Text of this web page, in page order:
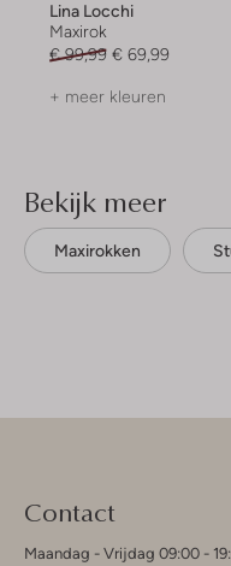
Lina Locchi
Maxirok
€ 99,99 € 69,99
+ meer kleuren
Bekijk meer
Maxirokken
Contact
Maandag - Vrijdag 09:00 -